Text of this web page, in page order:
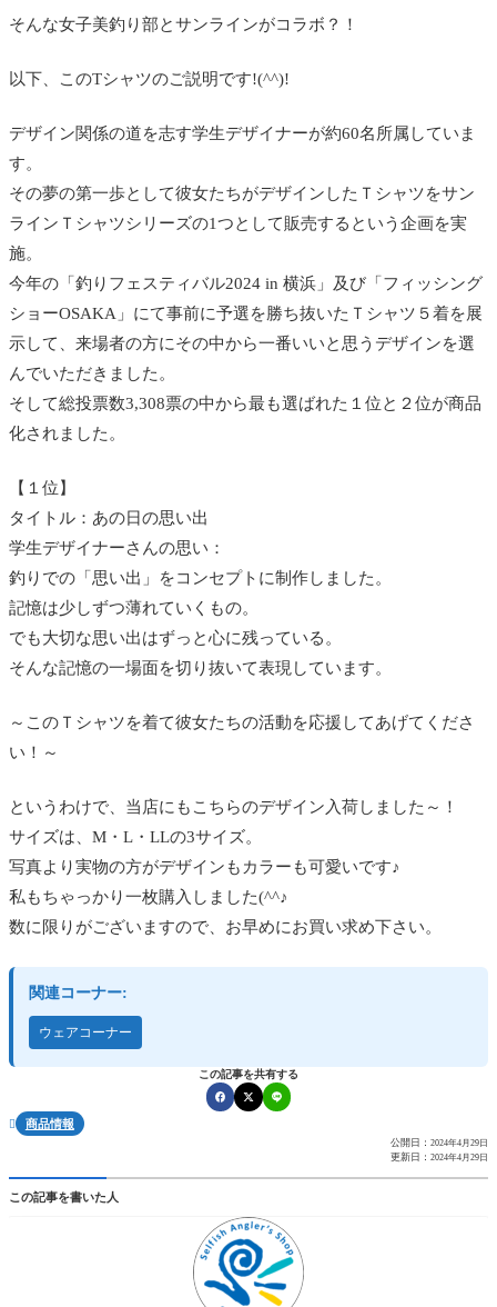
そんな女子美釣り部とサンラインがコラボ？！
以下、このTシャツのご説明です!(^^)!
デザイン関係の道を志す学生デザイナーが約60名所属していま
す。
その夢の第一歩として彼女たちがデザインしたＴシャツをサン
ラインＴシャツシリーズの1つとして販売するという企画を実
施。
今年の「釣りフェスティバル2024 in 横浜」及び「フィッシング
ショーOSAKA」にて事前に予選を勝ち抜いたＴシャツ５着を展
示して、来場者の方にその中から一番いいと思うデザインを選
んでいただきました。
そして総投票数3,308票の中から最も選ばれた１位と２位が商品
化されました。
【１位】
タイトル：あの日の思い出
学生デザイナーさんの思い：
釣りでの「思い出」をコンセプトに制作しました。
記憶は少しずつ薄れていくもの。
でも大切な思い出はずっと心に残っている。
そんな記憶の一場面を切り抜いて表現しています。
～このＴシャツを着て彼女たちの活動を応援してあげてくださ
い！～
というわけで、当店にもこちらのデザイン入荷しました～！
サイズは、M・L・LLの3サイズ。
写真より実物の方がデザインもカラーも可愛いです♪
私もちゃっかり一枚購入しました(^^♪
数に限りがございますので、お早めにお買い求め下さい。
関連コーナー:
ウェアコーナー
この記事を共有する
 商品情報
公開日： 2024年4月29日
更新日： 2024年4月29日
この記事を書いた人